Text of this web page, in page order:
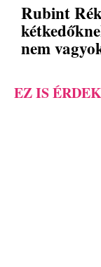
Rubint
nem
EZ IS